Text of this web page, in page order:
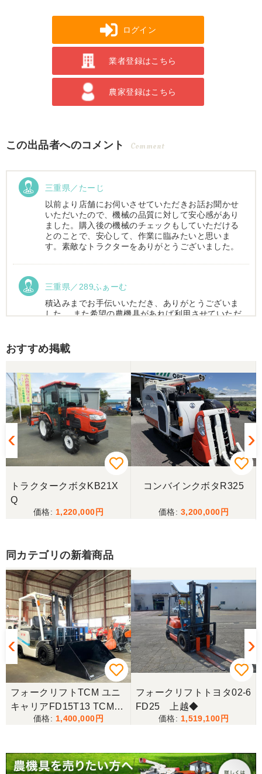
ログイン
業者登録はこちら
農家登録はこちら
この出品者へのコメント Comment
三重県／たーじ
以前より店舗にお伺いさせていただきお話お聞かせ
いただいたので、機械の品質に対して安心感があり
ました。購入後の機械のチェックもしていただける
とのことで、安心して、作業に臨みたいと思いま
す。素敵なトラクターをありがとうございました。
三重県／289ふぁーむ
積込みまでお手伝いいただき、ありがとうございま
した。 また希望の農機具があれば利用させていただ
この度はお世話になりました。また、機会があれば
よろしくお願いします。
三重県／ユウスケ
購入から引き取りまでスムーズでした。ありがとう
ございました。
当方の要望に対して、素早く対応していただき感謝
スタッフの鈴木さんが親切で機械に詳しく 丁寧にご
対応頂きました。 ありがとう！ 少し距離はあります
が、今後も農機具を買う際はのうき屋さんを利用し
ようと思います。
三重県／miraisann
写真と現物が違いすぎる
三重県／谷本勝美
こちらの、対応も、よく、大変、満足、です。
三重県／谷本勝美
おすすめ掲載
トラクタークボタKB21X
Q
1,220,000
コンバインクボタR325
3,200,000
同カテゴリの新着商品
フォークリフトTCM ユニ
キャリアFD15T13 TCM
ユニキャリア フォークリ
1,400,000
フォークリフトトヨタ02-6
FD25 上越◆
1,519,100